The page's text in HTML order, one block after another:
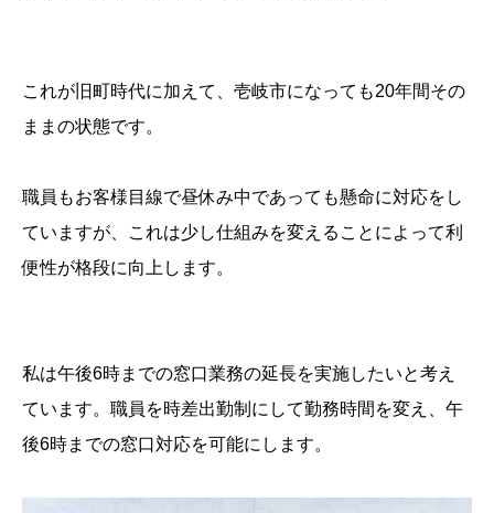
これが旧町時代に加えて、壱岐市になっても20年間その
ままの状態です。
職員もお客様目線で昼休み中であっても懸命に対応をし
ていますが、これは少し仕組みを変えることによって利
便性が格段に向上します。
私は午後6時までの窓口業務の延長を実施したいと考え
ています。職員を時差出勤制にして勤務時間を変え、午
後6時までの窓口対応を可能にします。